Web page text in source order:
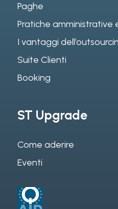
Paghe
Pratiche amministrative
I vantaggi
Suite Clienti
Booking
ST Upgrade
Come aderire
Eventi